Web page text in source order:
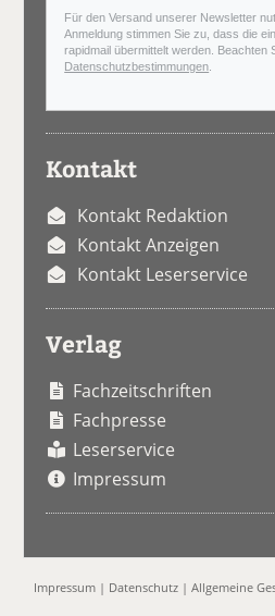
Für den Versand unserer Newsletter
Anmeldung stimmen Sie zu, dass die
rapidmail übermittelt werden. Beachten
Datenschutzbestimmungen
Kontakt
Kontakt Redaktion
Kontakt Anzeigen
Kontakt Leserservice
Verlag
Fachzeitschriften
Fachpresse
Leserservice
Impressum
Impressum | Datenschutz |Allgemeine